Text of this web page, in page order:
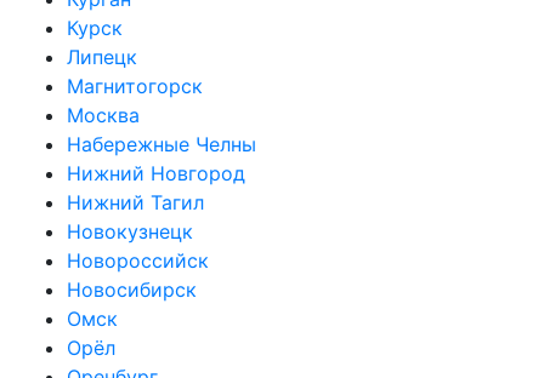
Курск
Липецк
Магнитогорск
Москва
Набережные Челны
Нижний Новгород
Нижний Тагил
Новокузнецк
Новороссийск
Новосибирск
Омск
Орёл